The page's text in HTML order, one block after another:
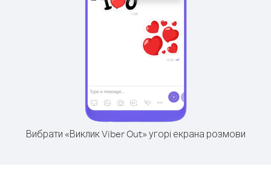
Вибрати «Виклик Viber Out» угорі екрана розмови